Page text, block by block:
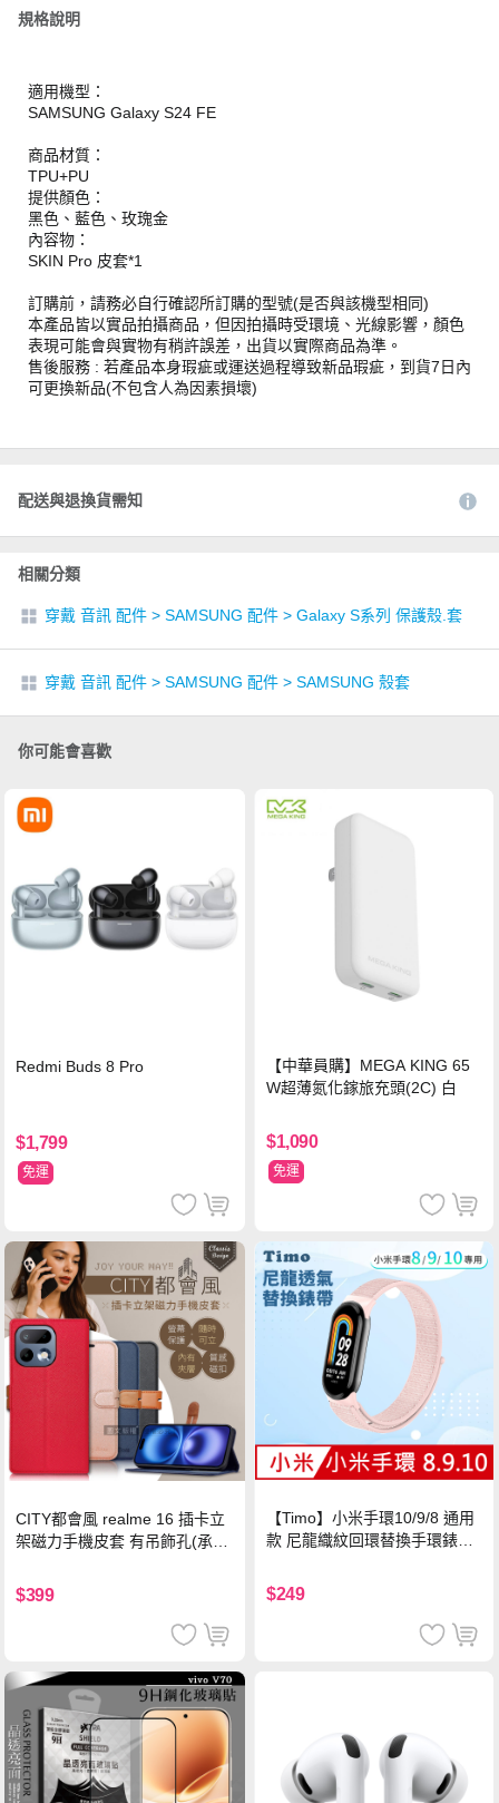
規格說明
適用機型：
SAMSUNG Galaxy S24 FE
商品材質：
TPU+PU
提供顏色：
黑色、藍色、玫瑰金
內容物：
SKIN Pro 皮套*1
訂購前，請務必自行確認所訂購的型號(是否與該機型相同)
本產品皆以實品拍攝商品，但因拍攝時受環境、光線影響，顏色
表現可能會與實物有稍許誤差，出貨以實際商品為準。
售後服務 : 若產品本身瑕疵或運送過程導致新品瑕疵，到貨7日內
可更換新品(不包含人為因素損壞)
配送與退換貨需知
相關分類
穿戴 音訊 配件 > SAMSUNG 配件 > Galaxy S系列 保護殼.套
穿戴 音訊 配件 > SAMSUNG 配件 > SAMSUNG 殼套
你可能會喜歡
Redmi Buds 8 Pro
$1,799
免運
【中華員購】MEGA KING 65
W超薄氮化鎵旅充頭(2C) 白
$1,090
免運
CITY都會風 realme 16 插卡立
架磁力手機皮套 有吊飾孔(承諾
$399
【Timo】小米手環10/9/8 通用
款 尼龍織紋回環替換手環錶帶-
$249